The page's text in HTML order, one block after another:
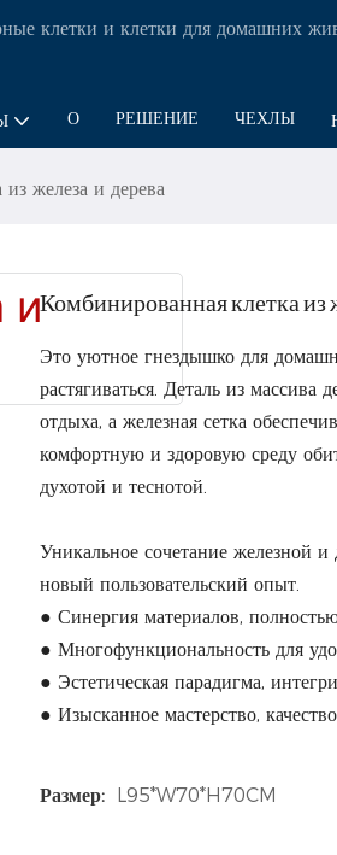
клетки и клетки для домашних
О РЕШЕНИЕ ЧЕХЛЫ
железа и дерева
Комбинированная клетка из
Это уютное гнездышко для
растягиваться. Деталь из массива
отдыха, а железная сетка
комфортную и здоровую среду
духотой и теснотой.
Уникальное сочетание железной
новый пользовательский опыт.
● Синергия материалов,
● Многофункциональность для
● Эстетическая парадигма,
● Изысканное мастерство,
Размер: L95*W70*H70CM